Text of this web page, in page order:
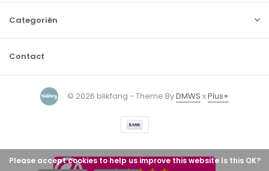
Categoriën
Contact
© 2026 blikfang - Theme ByDMWS xPlus+
Please accept cookies to help us improve this website Is this OK?